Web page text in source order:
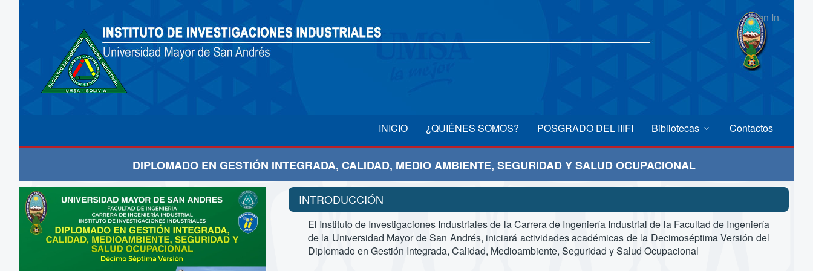
Sign In
INICIO ¿QUIÉNES SOMOS? POSGRADO DEL IIIFI Bibliotecas Contactos
DIPLOMADO EN GESTIÓN INTEGRADA, CALIDAD, MEDIO AMBIENTE, SEGURIDAD Y SALUD OCUPACIONAL
INTRODUCCIÓN
El Instituto de Investigaciones Industriales de la Carrera de Ingeniería Industrial de la Facultad de Ingeniería
de la Universidad Mayor de San Andrés, iniciará actividades académicas de la Decimoséptima Versión del
Diplomado en Gestión Integrada, Calidad, Medioambiente, Seguridad y Salud Ocupacional